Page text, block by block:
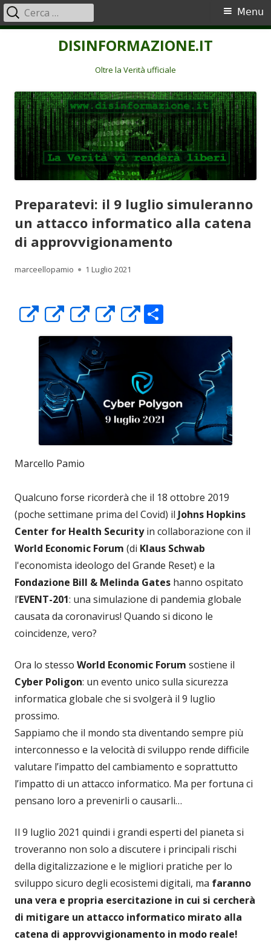
DISINFORMAZIONE.IT
Oltre la Verità ufficiale
Menu
principale
Menu
Ricerca
per:
Preparatevi: il 9 luglio simuleranno
un attacco informatico alla catena
di approvvigionamento
Autore
marceellopamio Pubblicato
1 Luglio 2021
Apre
in
una
nuova
finestra
Apre
in
una
nuova
finestra
Apre
in
una
nuova
finestra
Apre
in
nuova
finestra
Apre
in
nuova
finestra
o
di
Marcello Pamio
Qualcuno forse ricorderà che il 18 ottobre 2019
(poche settimane prima del Covid) il Johns Hopkins
Center for Health Securityin collaborazione con il
World Economic Forum (di Klaus Schwab
l'economista ideologo del Grande Reset) e la
Fondazione Bill & Melinda Gates hanno ospitato
l’EVENT-201: una simulazione di pandemia globale
causata da coronavirus! Quando si dicono le
coincidenze, vero?
Ora lo stesso World Economic Forum sostiene il
Cyber Poligon: un evento unico sulla sicurezza
informatica globale che si svolgerà il 9 luglio
prossimo.
Sappiamo che il mondo sta diventando sempre più
interconnesso e la velocità di sviluppo rende difficile
valutare l’impatto del cambiamento e soprattutto
l’impatto di un attacco informatico. Ma per fortuna ci
pensano loro a prevenirli o causarli…
Il 9 luglio 2021 quindi i grandi esperti del pianeta si
troveranno non solo a discutere i principali rischi
della digitalizzazione e le migliori pratiche per lo
sviluppo sicuro degli ecosistemi digitali, ma faranno
una vera e propria esercitazione in cui si cercherà
di mitigare un attacco informatico mirato alla
catena di approvvigionamento in modo reale!